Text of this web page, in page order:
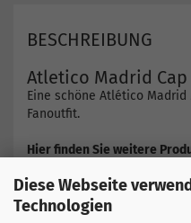
Diese Webseite
Technologien
BESCHREIBUNG
Atletico Madrid Cap
Eine schöne Atlético Madrid
Fanoutfit.
Hier finden Sie weitere